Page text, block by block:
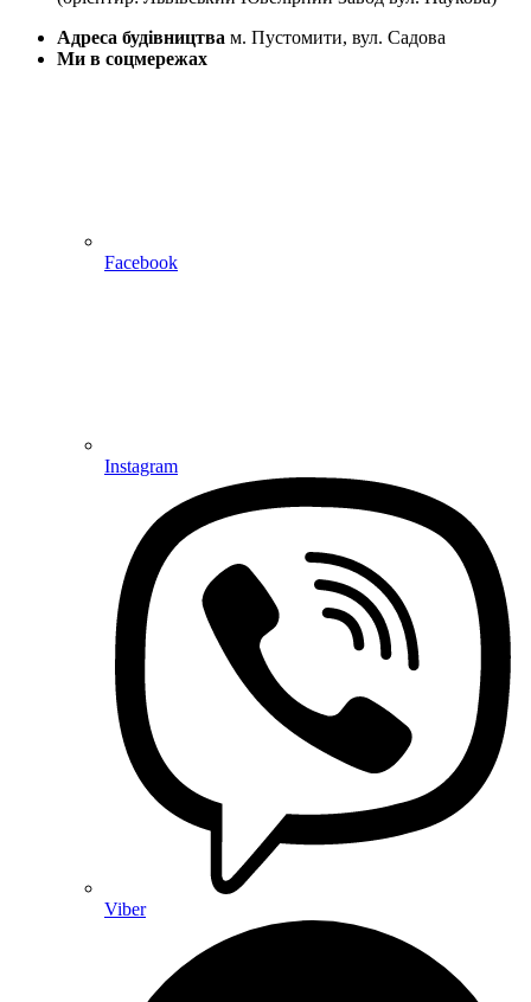
Адреса будівництва м. Пустомити, вул. Садова
Ми в соцмережах
Facebook
Instagram
Viber